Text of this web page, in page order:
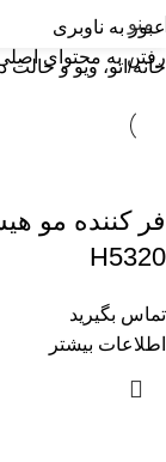
عبور به ناوبری
رفتن به محتوای
منو
خانه اتو، ویو و حالت
فر کننده مو
H5320
تماس بگیرید
اطلاعات بیشتر